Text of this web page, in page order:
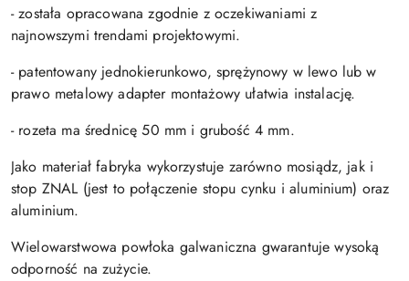
- została opracowana zgodnie z oczekiwaniami z
najnowszymi trendami projektowymi.
- patentowany jednokierunkowo, sprężynowy w lewo lub w
prawo metalowy adapter montażowy ułatwia instalację.
- rozeta ma średnicę 50 mm i grubość 4 mm.
Jako materiał fabryka wykorzystuje zarówno mosiądz, jak i
stop ZNAL (jest to połączenie stopu cynku i aluminium) oraz
aluminium.
Wielowarstwowa powłoka galwaniczna gwarantuje wysoką
odporność na zużycie.